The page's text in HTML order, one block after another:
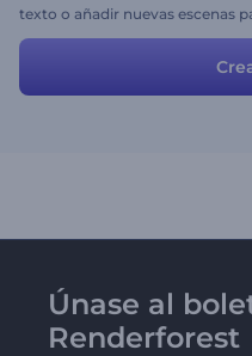
texto o añadir nuevas escenas
compañía. Escoja una pista
anuncio de vacante no podía
Únase al
Renderforest